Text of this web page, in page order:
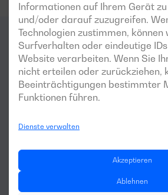
Informationen auf Ihrem Gerät
und/oder darauf zuzugreifen.
Technologien zustimmen,
Surfverhalten oder eindeutige
Website verarbeiten. Wenn Sie
nicht erteilen oder zurückziehen,
Beeinträchtigungen bestimmter
Funktionen führen.
Dienste verwalten
Akzeptieren
Ablehnen
Für welche
Generator am
geeignet?